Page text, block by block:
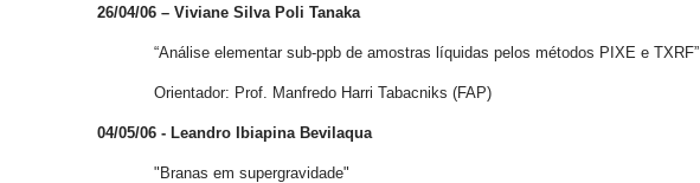
26/04/06 – Viviane Silva Poli Tanaka
“Análise elementar sub-ppb de amostras líquidas pelos métodos PIXE e TXRF”
Orientador: Prof. Manfredo Harri Tabacniks (FAP)
04/05/06 - Leandro Ibiapina Bevilaqua
"Branas em supergravidade"